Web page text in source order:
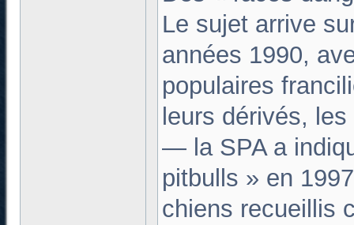
Le sujet arrive
années 1990,
populaires
leurs dérivés,
— la SPA a
pitbulls » en
chiens recueillis